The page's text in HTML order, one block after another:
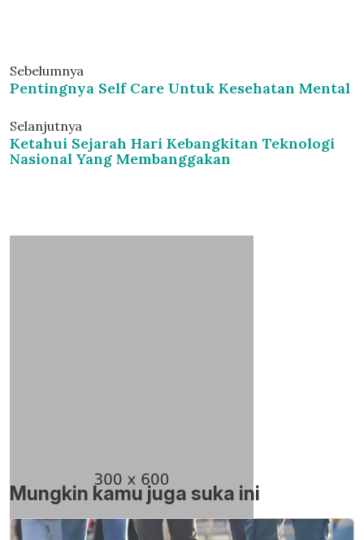
Sebelumnya
Pentingnya Self Care Untuk Kesehatan Mental
Selanjutnya
Ketahui Sejarah Hari Kebangkitan Teknologi
Nasional Yang Membanggakan
Mungkin kamu juga suka ini